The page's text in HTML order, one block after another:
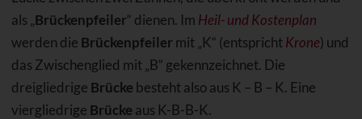
als „Brückenpfeiler“ dienen. Im Heil- und Kostenplan
werden die Brückenpfeiler mit „K“ (entsprichtKrone) und
das Zwischenglied mit „B“ gekennzeichnet. Die
dreigliedrige Brücke besteht also aus K – B – K. Eine
viergliedrige Brücke aus K-B-B-K.